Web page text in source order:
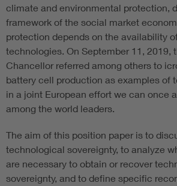
climate and environmental protection,
framework of the social market
protection depends on the availability
technologies. On September 11, 2019,
Chancellor referred among others to
battery cell production as examples of
in a joint European effort we can once
among the world leaders.
The aim of this position paper is to
technological sovereignty, to analyze
are necessary to obtain or recover
sovereignty, and to define specific